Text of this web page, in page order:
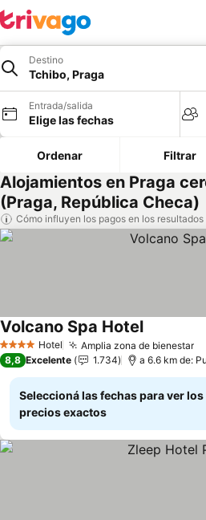
Destino
Tchibo, Praga
Entrada/salida
Elige las fechas
Ordenar Filtrar
Alojamientos en Praga
(Praga, República Checa)
Cómo influyen los pagos en los resultados
4 EstrellasHotel Amplia zona de bienestar
Volcano Spa Hotel
8,8 Excelente 1.734 a 6.6 km de:
Seleccioná las fechas para ver los
precios exactos